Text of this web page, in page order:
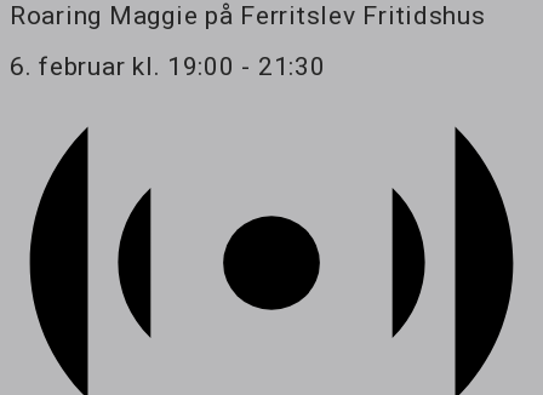
Roaring Maggie på Ferritslev Fritidshus
6. februar kl. 19:00 - 21:30